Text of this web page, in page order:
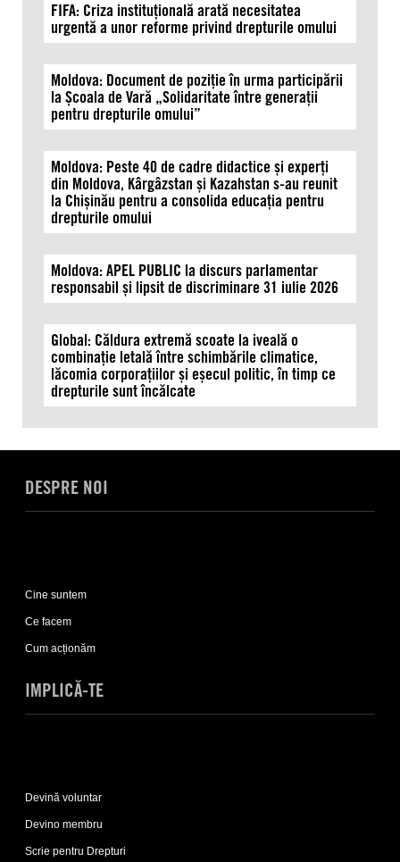
FIFA: Criza instituțională arată necesitatea
urgentă a unor reforme privind drepturile omului
Moldova: Document de poziție în urma participării
la Școala de Vară „Solidaritate între generații
pentru drepturile omului”
Moldova: Peste 40 de cadre didactice și experți
din Moldova, Kârgâzstan și Kazahstan s-au reunit
la Chișinău pentru a consolida educația pentru
drepturile omului
Moldova: APEL PUBLIC la discurs parlamentar
responsabil și lipsit de discriminare 31 iulie 2026
Global: Căldura extremă scoate la iveală o
combinație letală între schimbările climatice,
lăcomia corporațiilor și eșecul politic, în timp ce
drepturile sunt încălcate
DESPRE NOI
Despre
noi
sub-
list
Cine suntem
Ce facem
Cum acționăm
IMPLICĂ-TE
Implică-
te
sub-
list
Devină voluntar
Devino membru
Scrie pentru Drepturi